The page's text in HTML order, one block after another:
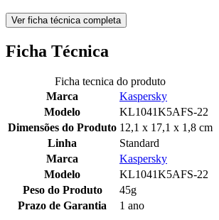
Ver ficha técnica completa
Ficha Técnica
Ficha tecnica do produto
Marca
Kaspersky
Modelo
KL1041K5AFS-22
Dimensões do Produto 12,1 x 17,1 x 1,8 cm
Linha
Standard
Marca
Kaspersky
Modelo
KL1041K5AFS-22
Peso do Produto
45g
Prazo de Garantia
1 ano